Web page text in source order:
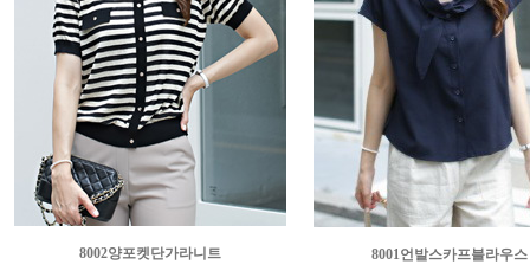
8002양포켓단가라니트
8001언발스카프블라우스